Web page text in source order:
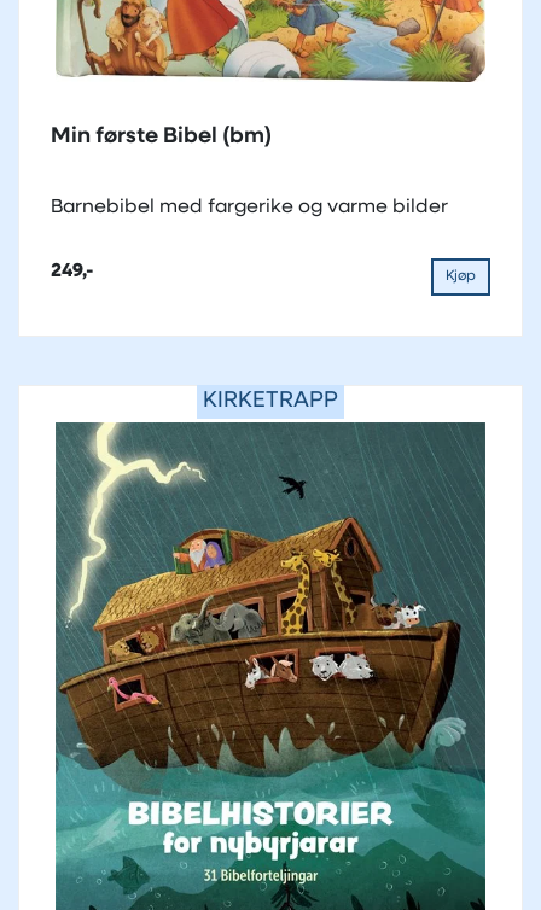
Min første Bibel (bm)
Barnebibel med fargerike og varme bilder
249,- Kjøp
KIRKETRAPP